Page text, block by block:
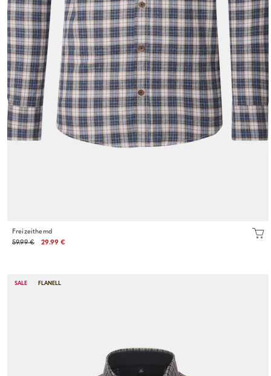
Freizeithemd
59.99 €
29.99 €
SALE FLANELL